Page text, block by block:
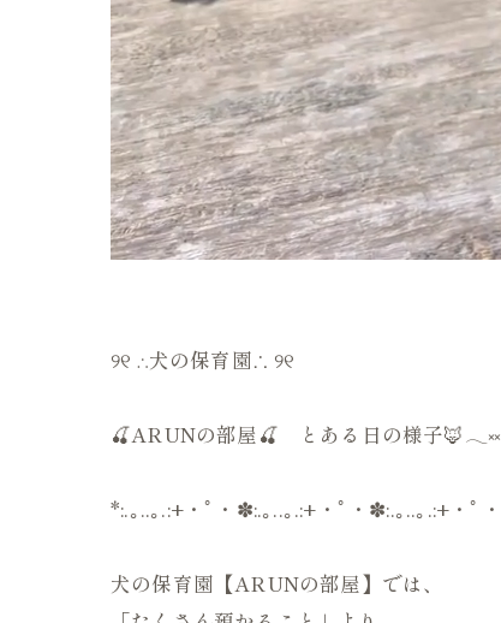
୨୧ ∴犬の保育園∴ ୨୧
🍒ARUNの部屋🍒 とある日の様子🦊𓂃༞
*:.｡..｡.:+・ﾟ・✽:.｡..｡.:+・ﾟ・✽:.｡..｡.:+・ﾟ・
犬の保育園【ARUNの部屋】では、